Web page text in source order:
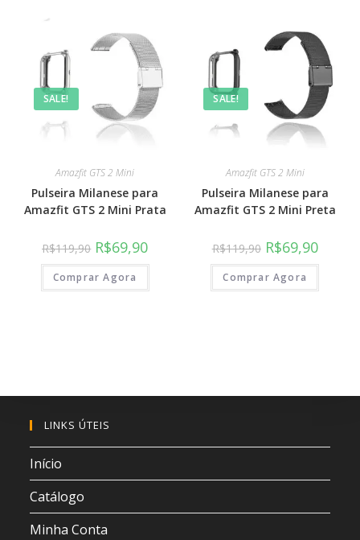
SALE!
Amazfit GTS 2 Mini
Pulseira Milanese para
Amazfit GTS 2 Mini Prata
R$119,90 R$69,90
Comprar Agora
SALE!
Amazfit GTS 2 Mini
Pulseira Milanese para
Amazfit GTS 2 Mini Preta
R$119,90 R$69,90
Comprar Agora
LINKS ÚTEIS
Início
Catálogo
Minha Conta